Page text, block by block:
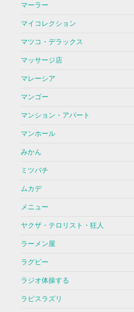
マーラー
マイコレクション
マツコ・デラックス
マッサージ店
マレーシア
マンゴー
マンション・アパート
マンホール
みかん
ミツバチ
ムカデ
メニュー
ヤクザ・テロリスト・狂人
ラーメン屋
ラグビー
ラジオ体操する
ラピスラズリ